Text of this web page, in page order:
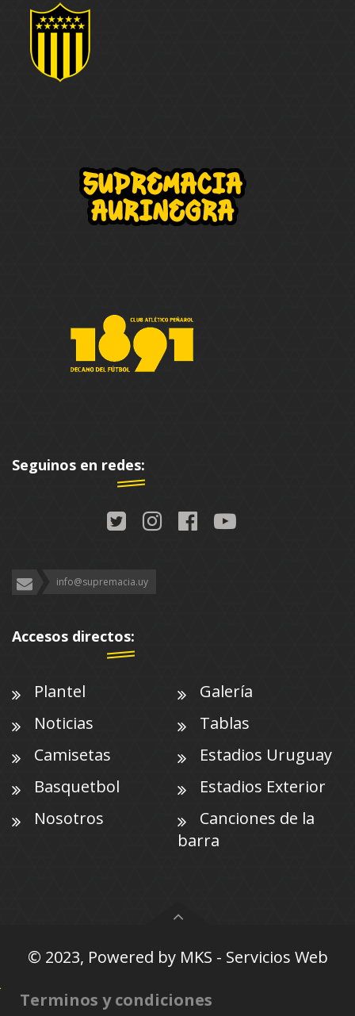
Seguinos en redes:
info@supremacia.uy
Accesos directos:
Plantel
Galería
Noticias
Tablas
Camisetas
Estadios Uruguay
Basquetbol
Estadios Exterior
Nosotros
Canciones de la
barra
© 2023, Powered by MKS - Servicios Web
Terminos y condiciones